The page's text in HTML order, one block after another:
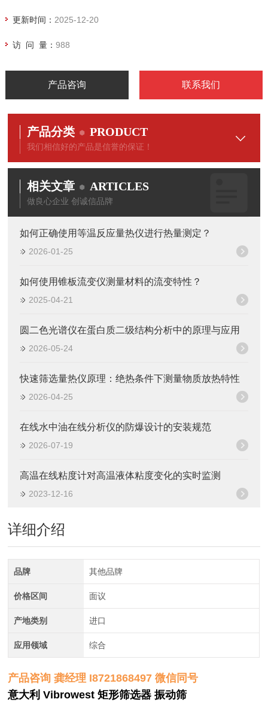
更新时间： 2025-12-20
访 问 量： 988
产品咨询 联系我们
产品分类 PRODUCT
我们相信好的产品是信誉的保证！
相关文章 ARTICLES
做良心企业 创诚信品牌
如何正确使用等温反应量热仪进行热量测定？
2026-01-25
如何使用锥板流变仪测量材料的流变特性？
2025-04-21
圆二色光谱仪在蛋白质二级结构分析中的原理与应用
2026-05-24
快速筛选量热仪原理：绝热条件下测量物质放热特性
2026-04-25
在线水中油在线分析仪的防爆设计的安装规范
2026-07-19
高温在线粘度计对高温液体粘度变化的实时监测
2023-12-16
详细介绍
品牌 其他品牌
价格区间 面议
产地类别 进口
应用领域 综合
产品咨询 龚经理 I8721868497 微信同号
意大利 Vibrowest 矩形筛选器 振动筛